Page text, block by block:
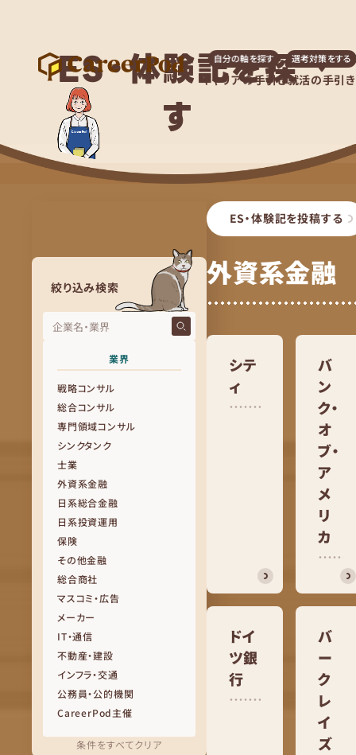
キャリアの手引き
自分の軸を探す
就活の手引き
選考対策をする
ES・体験記を探
す
絞り込み検索
業界
戦略コンサル
総合コンサル
専門領域コンサル
シンクタンク
士業
外資系金融
日系総合金融
日系投資運用
保険
その他金融
総合商社
マスコミ・広告
メーカー
IT・通信
不動産・建設
インフラ・交通
公務員・公的機関
CareerPod主催
条件をすべてクリア
ES・体験記を投稿する
外資系金融
シテ
ィ
バ
ン
ク・
オ
ブ・
ア
メ
リ
カ
ドイ
ツ銀
行
バ
ー
ク
レ
イ
ズ